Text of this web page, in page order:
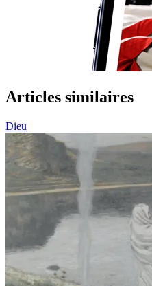
Articles similaires
Dieu